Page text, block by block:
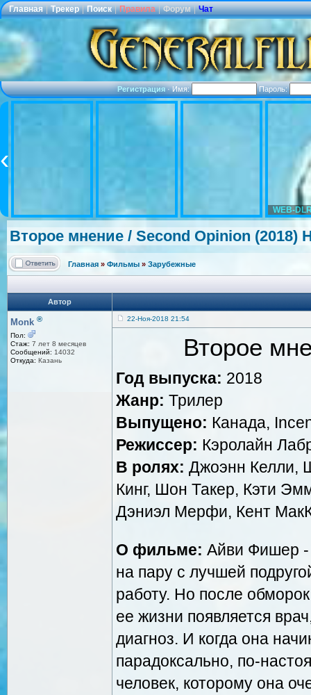
Главная | Трекер | Поиск | Правила | Форум | Чат
Регистрация·Имя: Пароль:
WEB-
Второе мнение / Second Opinion (2018)
Главная » Фильмы » Зарубежные
Автор
Monk ®
Пол:
Стаж: 7 лет 8 месяцев
Сообщений: 14032
Откуда: Казань
22-Ноя-2018 21:54
Второе
Год выпуска: 2018
Жанр: Трилер
Выпущено: Канада,
Режиссер: Кэролайн
В ролях: Джоэнн Келли,
Кинг, Шон Такер, Кэти
Дэниэл Мерфи, Кент
О фильме: Айви Фишер -
на пару с лучшей
работу. Но после
ее жизни появляется
диагноз. И когда она
парадоксально, по-
человек, которому она